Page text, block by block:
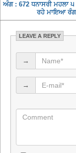
ਅੰਗ : 672 ਧਨਾਸਰੀ ਮਹਲਾ
ਰਹੇ ਮਾਇਆ ਰੰਗ
LEAVE A REPLY
→
→